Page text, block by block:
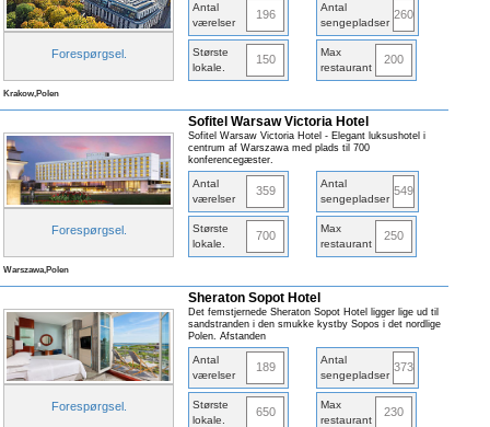
Forespørgsel.
Antal
værelser
196
Antal
sengepladser
260
Største
lokale
150
Max
restaurant
200
Krakow,Polen
Forespørgsel.
Sofitel Warsaw Victoria Hotel
Sofitel Warsaw Victoria Hotel - Elegant luksushotel i
centrum af Warszawa med plads til 700
konferencegæster.
Antal
værelser
359
Antal
sengepladser
549
Største
lokale
700
Max
restaurant
250
Warszawa,Polen
Forespørgsel.
Sheraton Sopot Hotel
Det femstjernede Sheraton Sopot Hotel ligger lige ud til
sandstranden i den smukke kystby Sopos i det nordlige
Polen. Afstanden
Antal
værelser
189
Antal
sengepladser
373
Største
lokale
650
Max
restaurant
230